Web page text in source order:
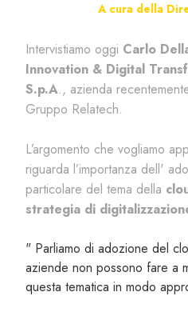
A cura della
Intervistiamo oggi Carlo
Innovation & Digital
S.p.A., azienda
Gruppo Relatech.
L’argomento che vogliamo
riguarda l’importanza dell'
particolare del tema della
strategia di
" Parliamo di adozione del
aziende non possono fare a
questa tematica in modo